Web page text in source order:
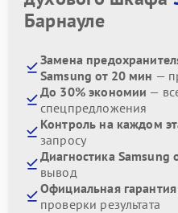
Барнауле
Замена
Samsung от 20 мин —
До 30% экономии —
спецпредложения
Контроль на каждом
запросу
Диагностика Samsung
вывод
Официальная
проверки результата